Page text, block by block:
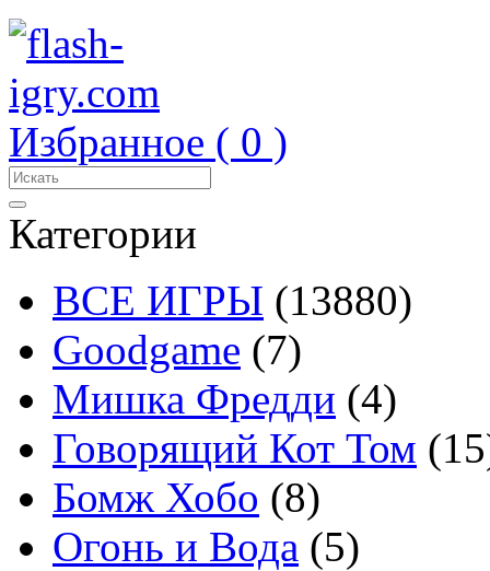
Избранное ( 0 )
Категории
ВСЕ ИГРЫ (13880)
Goodgame (7)
Мишка Фредди (4)
Говорящий Кот Том
Бомж Хобо (8)
Огонь и Вода (5)